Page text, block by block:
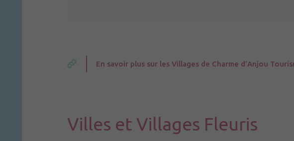
En savoir plus sur les Villages de Charme d’Anjou
Villes et Villages Fleuris